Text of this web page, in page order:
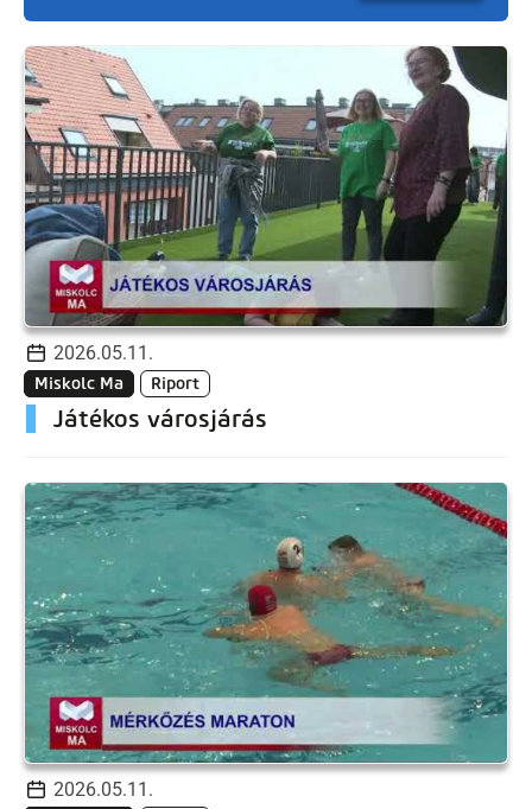
2026.05.11.
Miskolc Ma Riport
Játékos városjárás
2026.05.11.